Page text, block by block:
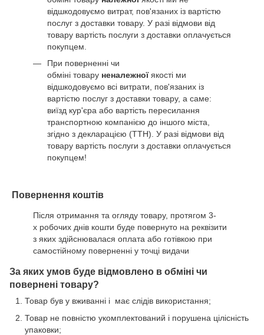
відшкодовуємо витрат, пов'язаних із вартістю
послуг з доставки товару. У разі відмови від
товару вартість послуги з доставки оплачується
покупцем.
При поверненні чи
обміні товару неналежноїякості ми
відшкодовуємо всі витрати, пов'язаних із
вартістю послуг з доставки товару, а саме:
виїзд кур'єра або вартість пересилання
транспортною компанією до іншого міста,
згідно з декларацією (ТТН). У разі відмови від
товару вартість послуги з доставки оплачується
покупцем!
Повернення коштів
Після отримання та огляду товару, протягом 3-
х робочих днів кошти буде повернуто на реквізити
з яких здійснювалася оплата або готівкою при
самостійному поверненні у точці видачи
За яких умов буде відмовлено в обміні чи
повернені товару?
Товар був у вживанні і має слідів використання;
Товар не повністю укомплектований і порушена цілісність
упаковки;